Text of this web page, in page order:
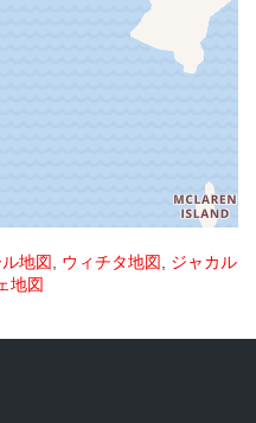
地図, ウィチタ地図, ジャカル
地図